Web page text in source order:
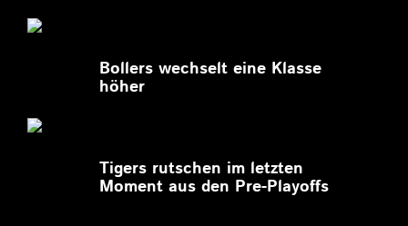
Bollers wechselt eine Klasse
höher
Tigers rutschen im letzten
Moment aus den Pre-Playoffs